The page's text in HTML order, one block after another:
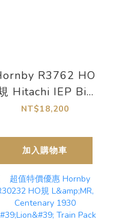
R3762 HO
Hitachi IEP Bi-
Mode Class 800/1
車.5輛.類比有室
內燈
NT$18,200
加入購物車